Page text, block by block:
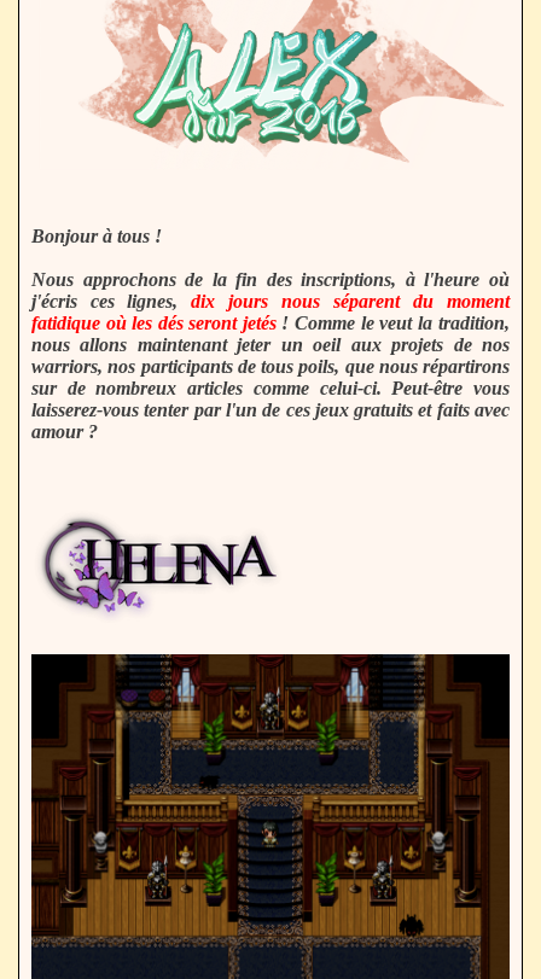
Bonjour à tous !
Nous approchons de la fin des inscriptions, à l'heure où
j'écris ces lignes, dix jours nous séparent du moment
fatidique où les dés seront jetés ! Comme le veut la tradition,
nous allons maintenant jeter un oeil aux projets de nos
warriors, nos participants de tous poils, que nous répartirons
sur de nombreux articles comme celui-ci. Peut-être vous
laisserez-vous tenter par l'un de ces jeux gratuits et faits avec
amour ?